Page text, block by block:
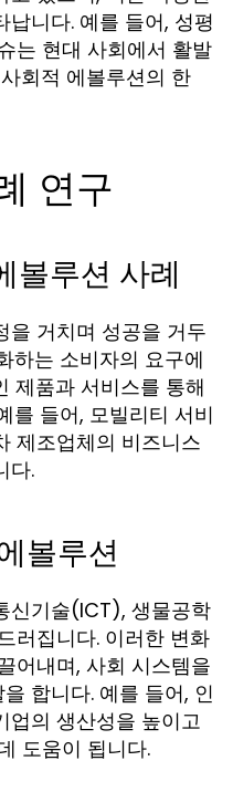
니다. 예를 들어, 성평
는 현대 사회에서 활발
회적 에볼루션의 한
연구
볼루션 사례
을 거치며 성공을 거두
하는 소비자의 요구에
제품과 서비스를 통해
를 들어, 모빌리티 서비
제조업체의 비즈니스
다.
볼루션
신기술(ICT), 생물공학
러집니다. 이러한 변화
어내며, 사회 시스템을
합니다. 예를 들어, 인
업의 생산성을 높이고
도움이 됩니다.